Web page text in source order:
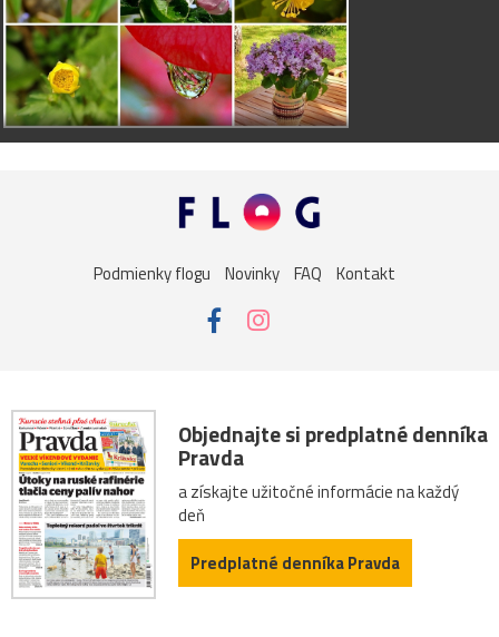
Podmienky flogu Novinky FAQ Kontakt
Objednajte si predplatné denníka
Pravda
a získajte užitočné informácie na každý
deň
Predplatné denníka Pravda